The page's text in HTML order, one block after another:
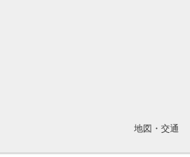
地図・交通